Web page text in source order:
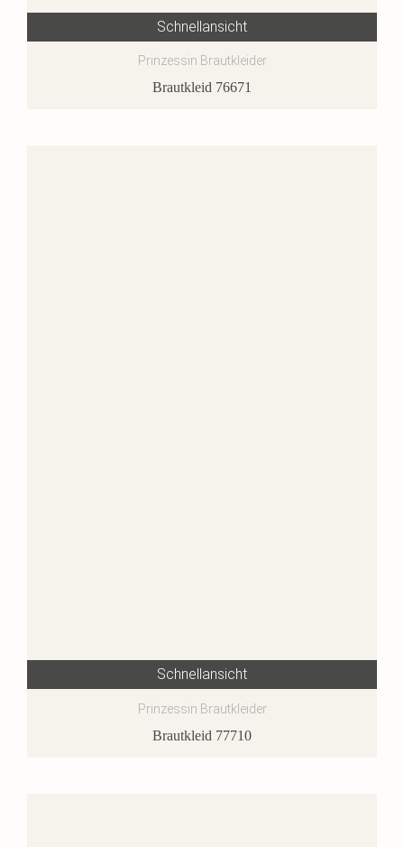
Schnellansicht
Prinzessin Brautkleider
Brautkleid 76671
Schnellansicht
Prinzessin Brautkleider
Brautkleid 77710